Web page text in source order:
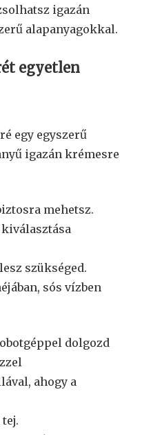
igazán
alapanyagokkal.
egyetlen
egy egyszerű
igazán krémesre
mehetsz.
szükséged.
sós vízben
dolgozd
ahogy a